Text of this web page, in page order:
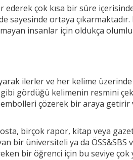
ederek çok kısa bir süre
ortaya çıkarmaktadır.
insanlar için oldukça
ilerler ve her kelime
gördüğü kelimenin resmini
çözerek bir araya getirir
birçok rapor, kitap veya
bir üniversiteli ya da ÖSS&SBS
bir öğrenci için bu seviye çok